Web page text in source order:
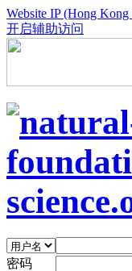
Website IP (Hong
开启辅助访问
密码